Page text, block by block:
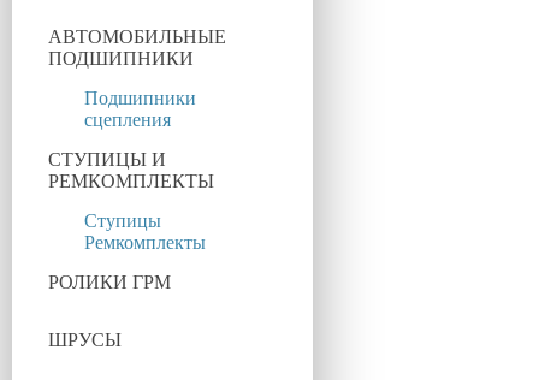
АВТОМОБИЛЬНЫЕ
ПОДШИПНИКИ
Подшипники
сцепления
СТУПИЦЫ И
РЕМКОМПЛЕКТЫ
Ступицы
Ремкомплекты
РОЛИКИ ГРМ
ШРУСЫ